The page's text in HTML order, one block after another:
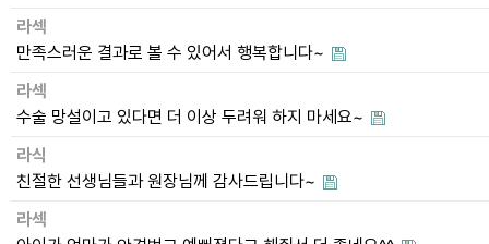
라섹
만족스러운 결과로 볼 수 있어서 행복합니다~
라섹
수술 망설이고 있다면 더 이상 두려워 하지 마세요~
라식
친절한 선생님들과 원장님께 감사드립니다~
라섹